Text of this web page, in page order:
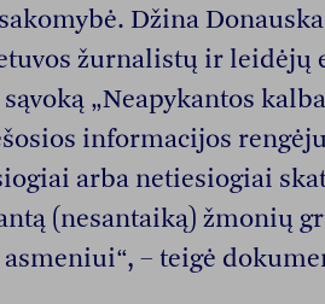
Džina
žurnalistų ir leidėjų
„Neapykantos
informacijos
arba netiesiogiai
(nesantaiką) žmonių
– teigė